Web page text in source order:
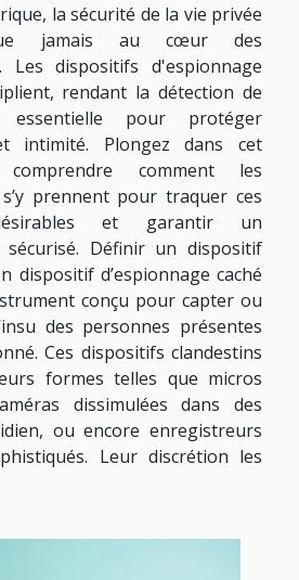
la sécurité de la vie privée
jamais au cœur des
Les dispositifs d'espionnage
rendant la détection de
essentielle pour protéger
intimité. Plongez dans cet
comment les
prennent pour traquer ces
et garantir un
sécurisé. Définir un dispositif
dispositif d’espionnage caché
conçu pour capter ou
des personnes présentes
Ces dispositifs clandestins
formes telles que micros
dissimulées dans des
ou encore enregistreurs
Leur discrétion les